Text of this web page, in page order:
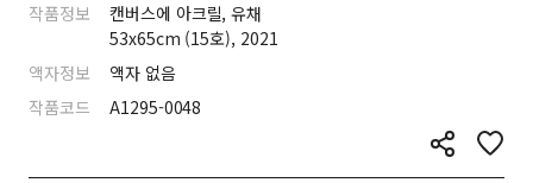
작품정보
캔버스에 아크릴, 유채
53x65cm (15호), 2021
액자정보
액자 없음
작품코드
A1295-0048